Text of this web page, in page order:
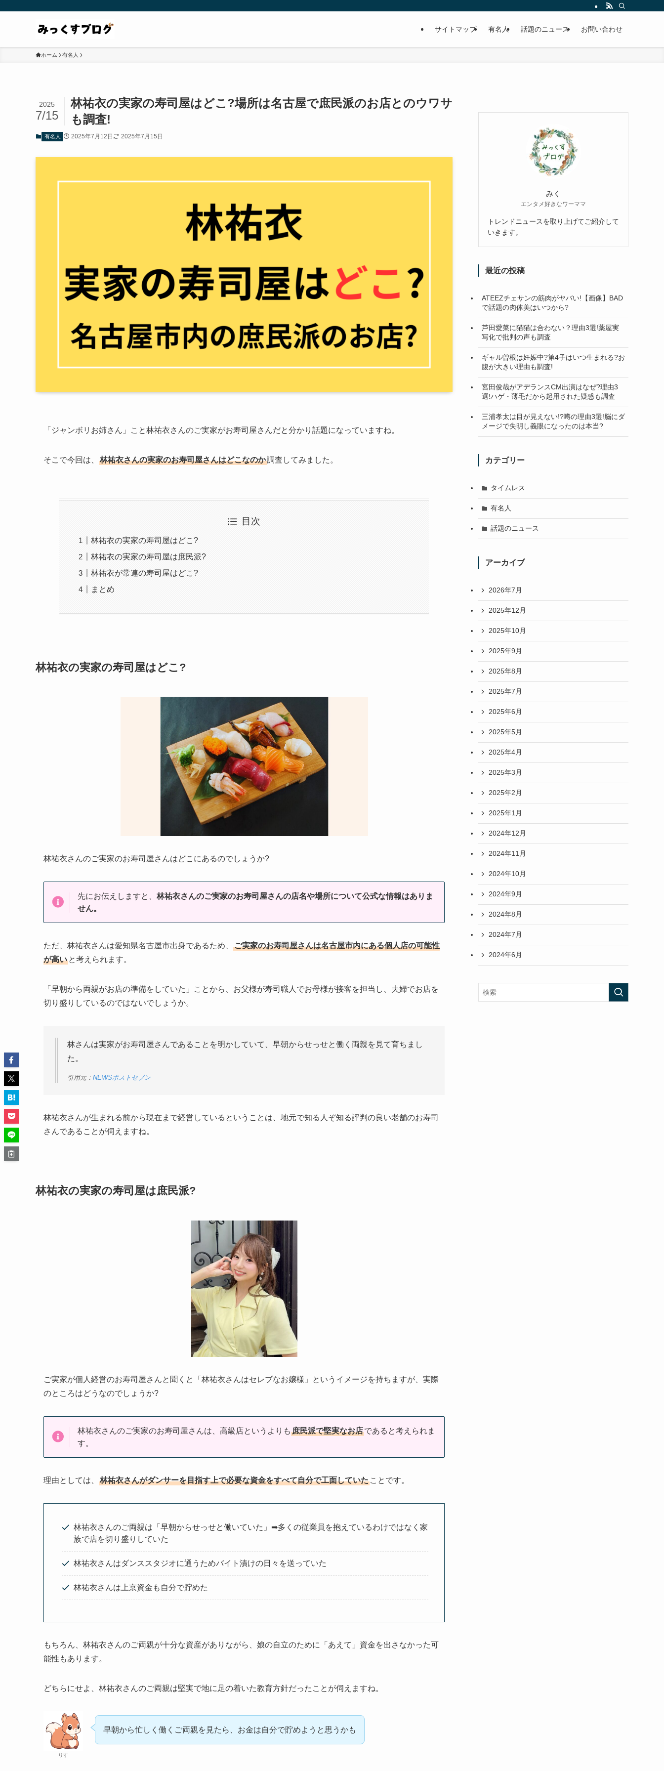
サイトマップ 有名人 話題のニュース お問い合わせ
ホーム 有名人
林祐衣の実家の寿司屋はどこ?場所は名古屋で庶民派のお店とのウワサ
も調査!
2025
7/15
有名人 2025年7月12日 2025年7月15日
「ジャンボリお姉さん」こと林祐衣さんのご実家がお寿司屋さんだと分かり話題になっていますね。
そこで今回は、 林祐衣さんの実家のお寿司屋さんはどこなのか調査してみました。
目次
林祐衣の実家の寿司屋はどこ?
林祐衣の実家の寿司屋は庶民派?
林祐衣が常連の寿司屋はどこ?
まとめ
林祐衣の実家の寿司屋はどこ?
林祐衣さんのご実家のお寿司屋さんはどこにあるのでしょうか?
先にお伝えしますと、 林祐衣さんのご実家のお寿司屋さんの店名や場所について公式な情報はありま
せん。
ただ、林祐衣さんは愛知県名古屋市出身であるため、
ご実家のお寿司屋さんは名古屋市内にある個人店の可能性
が高い と考えられます。
「早朝から両親がお店の準備をしていた」ことから、お父様が寿司職人でお母様が接客を担当し、夫婦でお店を
切り盛りしているのではないでしょうか。
林さんは実家がお寿司屋さんであることを明かしていて、早朝からせっせと働く両親を見て育ちまし
た。
引用元： NEWSポストセブン
林祐衣さんが生まれる前から現在まで経営しているということは、地元で知る人ぞ知る評判の良い老舗のお寿司
さんであることが伺えますね。
林祐衣の実家の寿司屋は庶民派?
ご実家が個人経営のお寿司屋さんと聞くと「林祐衣さんはセレブなお嬢様」というイメージを持ちますが、実際
のところはどうなのでしょうか?
林祐衣さんのご実家のお寿司屋さんは、高級店というよりも 庶民派で堅実なお店であると考えられま
す。
理由としては、 林祐衣さんがダンサーを目指す上で必要な資金をすべて自分で工面していた ことです。
林祐衣さんのご両親は「早朝からせっせと働いていた」➡多くの従業員を抱えているわけではなく家
族で店を切り盛りしていた
林祐衣さんはダンススタジオに通うためバイト漬けの日々を送っていた
林祐衣さんは上京資金も自分で貯めた
もちろん、林祐衣さんのご両親が十分な資産がありながら、娘の自立のために「あえて」資金を出さなかった可
能性もあります。
どちらにせよ、林祐衣さんのご両親は堅実で地に足の着いた教育方針だったことが伺えますね。
りす
早朝から忙しく働くご両親を見たら、お金は自分で貯めようと思うかも
みく
エンタメ好きなワーママ
トレンドニュースを取り上げてご紹介して
いきます。
最近の投稿
ATEEZチェサンの筋肉がヤバい!【画像】BAD
で話題の肉体美はいつから?
芦田愛菜に猫猫は合わない？理由3選!薬屋実
写化で批判の声も調査
ギャル曽根は妊娠中?第4子はいつ生まれる?お
腹が大きい理由も調査!
宮田俊哉がアデランスCM出演はなぜ?理由3
選!ハゲ・薄毛だから起用された疑惑も調査
三浦孝太は目が見えない!?噂の理由3選!脳にダ
メージで失明し義眼になったのは本当?
カテゴリー
タイムレス
有名人
話題のニュース
アーカイブ
2026年7月
2025年12月
2025年10月
2025年9月
2025年8月
2025年7月
2025年6月
2025年5月
2025年4月
2025年3月
2025年2月
2025年1月
2024年12月
2024年11月
2024年10月
2024年9月
2024年8月
2024年7月
2024年6月